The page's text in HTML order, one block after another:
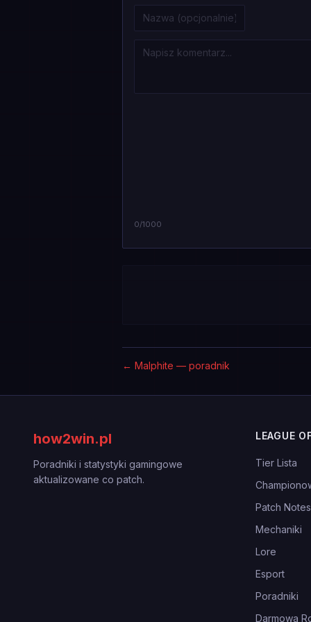
0/1000
← Malphite — poradnik
how2win.pl
Poradniki i statystyki gamingowe
aktualizowane co patch.
LEAGUE
Tier Lista
Patch Notes
Mechaniki
Lore
Esport
Poradniki
Darmowa